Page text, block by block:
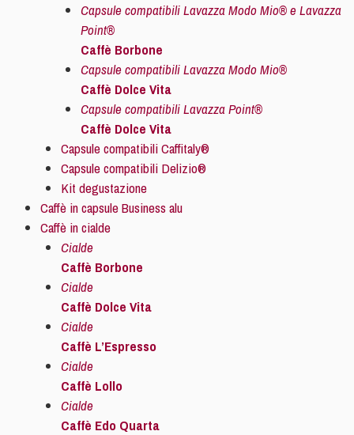
Capsule compatibili Lavazza Modo Mio® e Lavazza
Point®
Caffè Borbone
Capsule compatibili Lavazza Modo Mio®
Caffè Dolce Vita
Capsule compatibili Lavazza Point®
Caffè Dolce Vita
Capsule compatibili Caffitaly®
Capsule compatibili Delizio®
Kit degustazione
Caffè in capsule Business alu
Caffè in cialde
Cialde
Caffè Borbone
Cialde
Caffè Dolce Vita
Cialde
Caffè L’Espresso
Cialde
Caffè Lollo
Cialde
Caffè Edo Quarta